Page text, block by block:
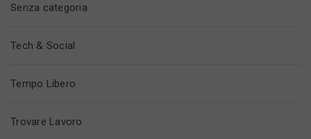
Senza categoria
Tech & Social
Tempo Libero
Trovare Lavoro